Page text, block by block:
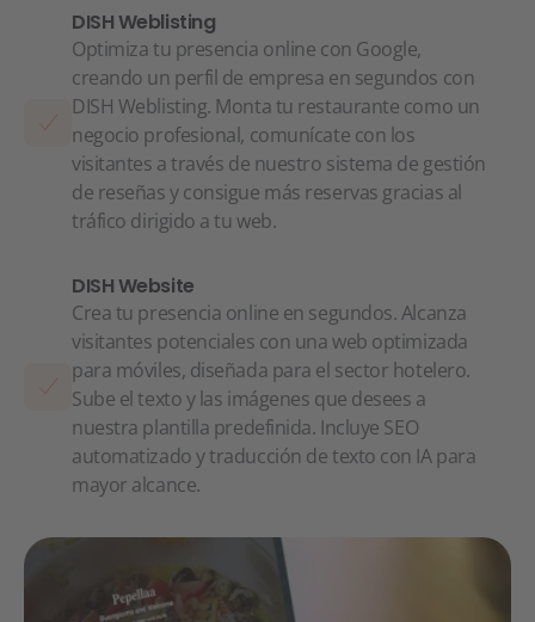
DISH Weblisting
Optimiza tu presencia online con Google,
creando un perfil de empresa en segundos con
DISH Weblisting. Monta tu restaurante como un
negocio profesional, comunícate con los
visitantes a través de nuestro sistema de gestión
de reseñas y consigue más reservas gracias al
tráfico dirigido a tu web.
DISH Website
Crea tu presencia online en segundos. Alcanza
visitantes potenciales con una web optimizada
para móviles, diseñada para el sector hotelero.
Sube el texto y las imágenes que desees a
nuestra plantilla predefinida. Incluye SEO
automatizado y traducción de texto con IA para
mayor alcance.